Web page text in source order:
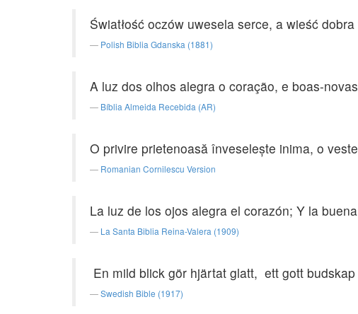
Światłość oczów uwesela serce, a wieść
Polish Biblia Gdanska (1881)
A luz dos olhos alegra o coração, e boas-
Bíblia Almeida Recebida (AR)
O privire prietenoasă înveseleşte inima, o
Romanian Cornilescu Version
La luz de los ojos alegra el corazón; Y la
La Santa Biblia Reina-Valera (1909)
En mild blick gör hjärtat glatt, ett gott
Swedish Bible (1917)